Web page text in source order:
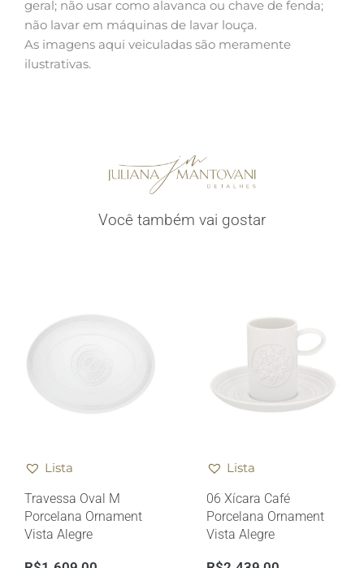
geral; não usar como alavanca ou chave de fenda;
não lavar em máquinas de lavar louça.
As imagens aqui veiculadas são meramente
ilustrativas.
Você também vai gostar
Lista
Travessa Oval M
Porcelana Ornament
Vista Alegre
Lista
06 Xícara Café
Porcelana Ornament
Vista Alegre